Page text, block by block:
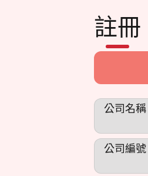
註冊
公司名稱
公司編號